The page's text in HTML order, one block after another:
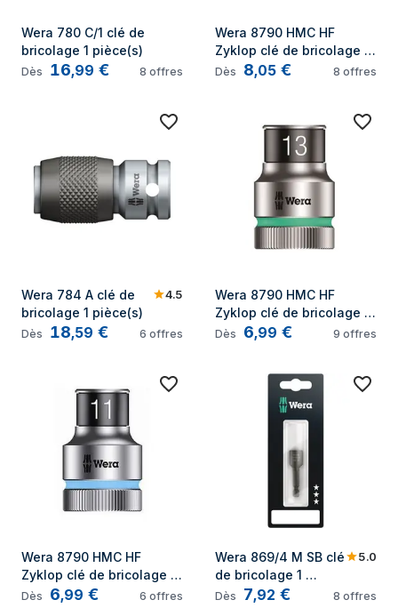
Wera 780 C/1 clé de
bricolage 1 pièce(s)
Dès 16,99 € 8 offres
Wera 8790 HMC HF
Zyklop clé de bricolage 1
pièce(s)
Dès 8,05 € 8 offres
Wera 784 A clé de
bricolage 1 pièce(s)
4.5
Dès 18,59 € 6 offres
Wera 8790 HMC HF
Zyklop clé de bricolage 1
pièce(s)
Dès 6,99 € 9 offres
Wera 8790 HMC HF
Zyklop clé de bricolage 1
pièce(s)
Dès 6,99 € 6 offres
Wera 869/4 M SB clé
de bricolage 1
pièce(s)
5.0
Dès 7,92 € 8 offres